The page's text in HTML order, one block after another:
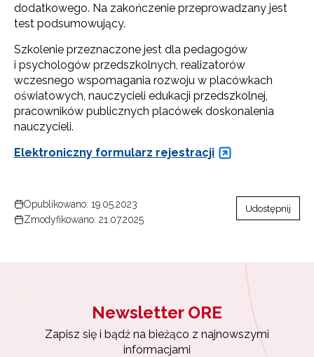
dodatkowego. Na zakończenie przeprowadzany jest
test podsumowujący.
Szkolenie przeznaczone jest dla pedagogów
i psychologów przedszkolnych, realizatorów
wczesnego wspomagania rozwoju w placówkach
oświatowych, nauczycieli edukacji przedszkolnej,
pracowników publicznych placówek doskonalenia
nauczycieli.
Elektroniczny formularz rejestracji
Opublikowano: 19.05.2023
Zmodyfikowano: 21.07.2025
Udostępnij
Newsletter ORE
Zapisz się i bądź na bieżąco z najnowszymi
informacjami